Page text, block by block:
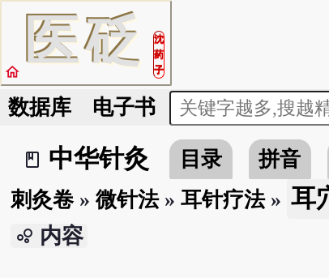
医砭
沈
药
子
home
数据库 电子书
book_2
中华针灸 目录 拼音
刺灸卷» 微针法» 耳针疗法» 耳
bubble_chart 内容